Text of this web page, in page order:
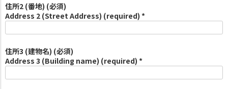
住所2 (番地) (必須)
Address 2 (Street Address) (required) *
住所3 (建物名) (必須)
Address 3 (Building name) (required) *